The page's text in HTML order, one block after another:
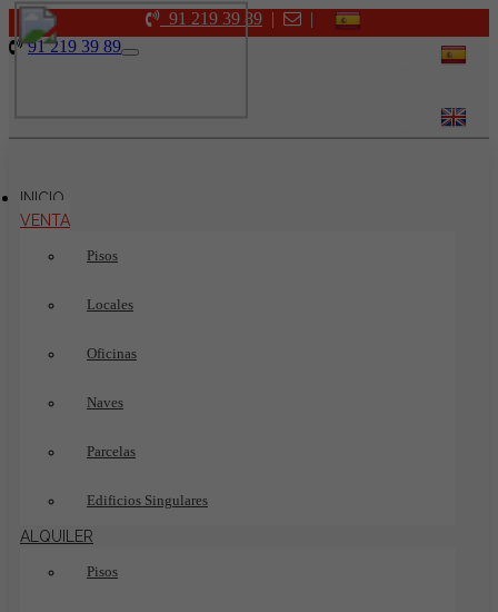
|
91 219 39 89 |
91 219 39 89
Toggle
INICIO
VENTA
Pisos
Locales
Oficinas
Naves
Parcelas
Edificios Singulares
ALQUILER
Pisos